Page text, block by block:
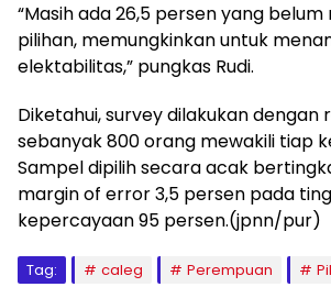
“Masih ada 26,5 persen yang
pilihan, memungkinkan untuk
elektabilitas,” pungkas Rudi.
Diketahui, survey dilakukan dengan
sebanyak 800 orang mewakili tiap
Sampel dipilih secara acak
margin of error 3,5 persen pada
kepercayaan 95 persen.(jpnn/pur)
Tag: caleg Perempuan